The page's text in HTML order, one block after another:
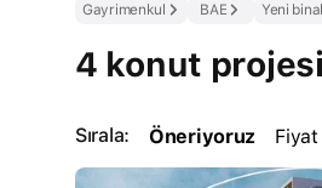
Gayrimenkul BAE Yeni
4 konut
Sırala: Öneriyoruz Fiyat